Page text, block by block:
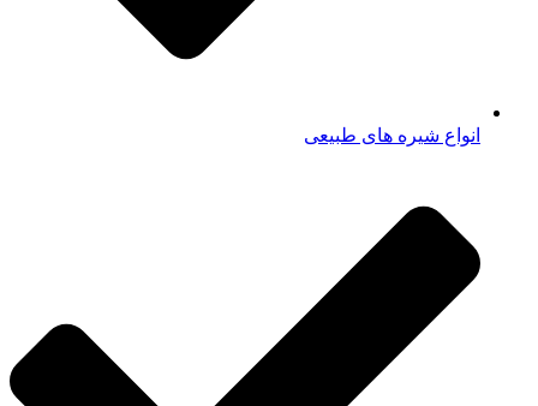
انواع شیره های طبیعی